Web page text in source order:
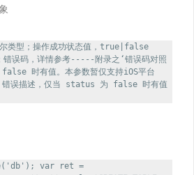
；操作成功状态值，true|false
码，详情参考-----附录之‘错误码对照
时有值。本参数暂仅支持iOS平台
误描述，仅当 status 为 false 时有值
var ret =